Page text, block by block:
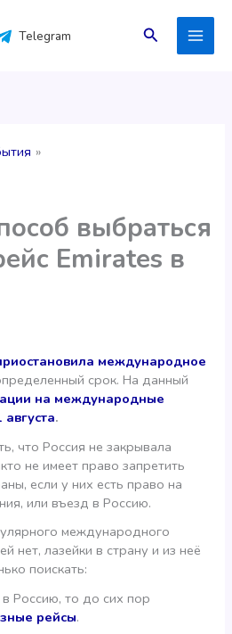
Telegram Поиск
выбраться
Emirates в
международное
срок. На данный
на международные
.
что Россия не закрывала
не имеет право запретить
если у них есть право на
или въезд в Россию.
международного
нет, лазейки в страну и из неё
поискать:
Россию, то до сих пор
рейсы.